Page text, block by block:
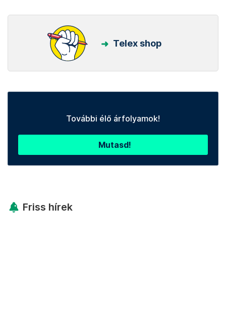
Telex shop
További élő árfolyamok!
Mutasd!
Friss hírek